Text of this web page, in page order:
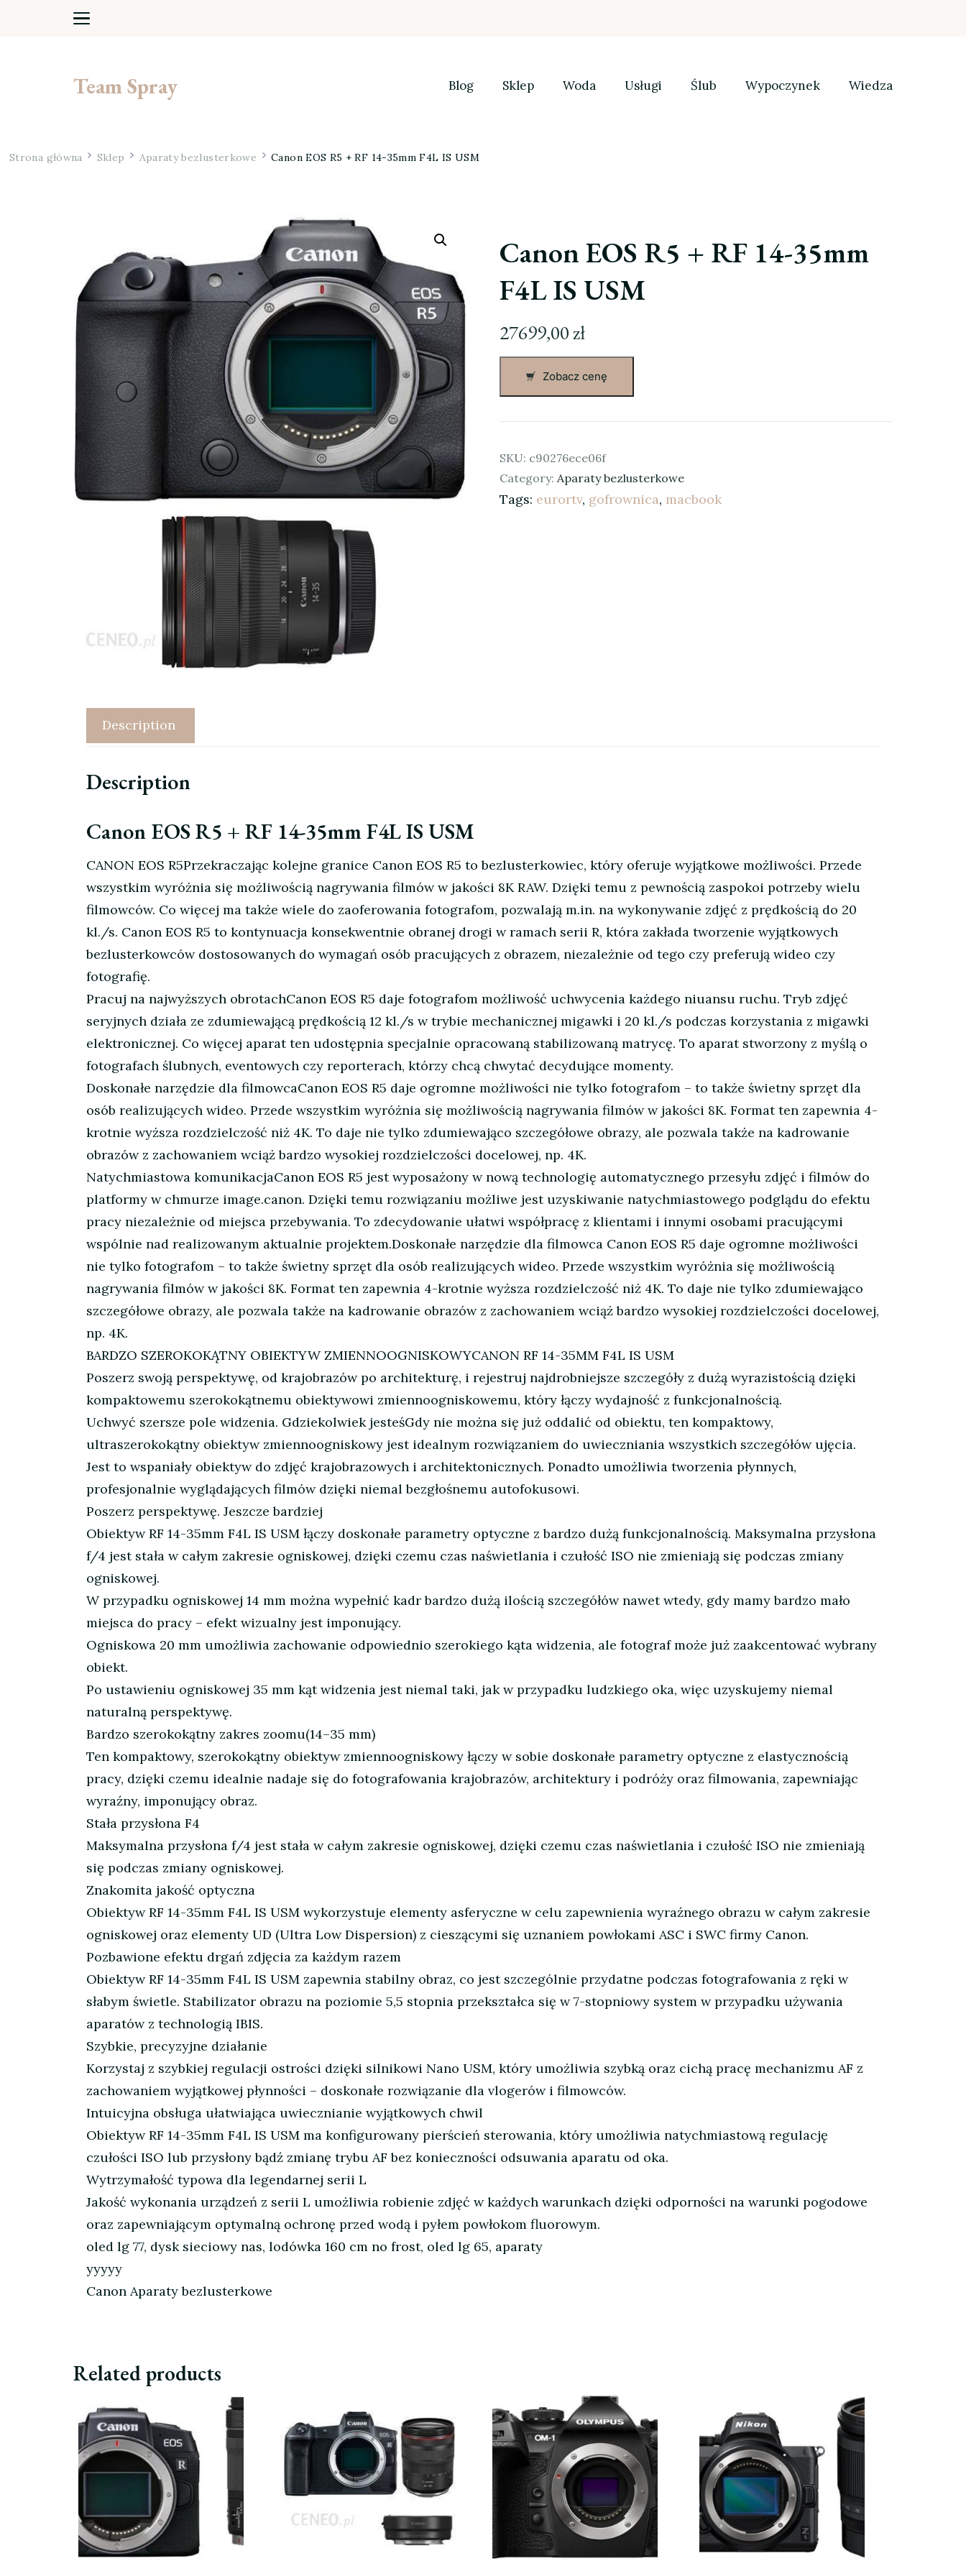
Team Spray Blog Sklep Woda Usługi Ślub Wypoczynek Wiedza
Strona główna Sklep Aparaty bezlusterkowe Canon EOS R5 + RF 14-35mm F4L IS USM
Canon EOS R5 + RF 14-35mm
F4L IS USM
27699,00zł
Zobacz cenę
SKU: c90276ece06f
Category: Aparaty bezlusterkowe
Tags: eurortv, gofrownica, macbook
Description
Description
Canon EOS R5 + RF 14-35mm F4L IS USM
CANON EOS R5Przekraczając kolejne granice Canon EOS R5 to bezlusterkowiec, który oferuje wyjątkowe możliwości. Przede
wszystkim wyróżnia się możliwością nagrywania filmów w jakości 8K RAW. Dzięki temu z pewnością zaspokoi potrzeby wielu
filmowców. Co więcej ma także wiele do zaoferowania fotografom, pozwalają m.in. na wykonywanie zdjęć z prędkością do 20
kl./s. Canon EOS R5 to kontynuacja konsekwentnie obranej drogi w ramach serii R, która zakłada tworzenie wyjątkowych
bezlusterkowców dostosowanych do wymagań osób pracujących z obrazem, niezależnie od tego czy preferują wideo czy
fotografię.
Pracuj na najwyższych obrotachCanon EOS R5 daje fotografom możliwość uchwycenia każdego niuansu ruchu. Tryb zdjęć
seryjnych działa ze zdumiewającą prędkością 12 kl./s w trybie mechanicznej migawki i 20 kl./s podczas korzystania z migawki
elektronicznej. Co więcej aparat ten udostępnia specjalnie opracowaną stabilizowaną matrycę. To aparat stworzony z myślą o
fotografach ślubnych, eventowych czy reporterach, którzy chcą chwytać decydujące momenty.
Doskonałe narzędzie dla filmowcaCanon EOS R5 daje ogromne możliwości nie tylko fotografom – to także świetny sprzęt dla
osób realizujących wideo. Przede wszystkim wyróżnia się możliwością nagrywania filmów w jakości 8K. Format ten zapewnia 4-
krotnie wyższa rozdzielczość niż 4K. To daje nie tylko zdumiewająco szczegółowe obrazy, ale pozwala także na kadrowanie
obrazów z zachowaniem wciąż bardzo wysokiej rozdzielczości docelowej, np. 4K.
Natychmiastowa komunikacjaCanon EOS R5 jest wyposażony w nową technologię automatycznego przesyłu zdjęć i filmów do
platformy w chmurze image.canon. Dzięki temu rozwiązaniu możliwe jest uzyskiwanie natychmiastowego podglądu do efektu
pracy niezależnie od miejsca przebywania. To zdecydowanie ułatwi współpracę z klientami i innymi osobami pracującymi
wspólnie nad realizowanym aktualnie projektem.Doskonałe narzędzie dla filmowca Canon EOS R5 daje ogromne możliwości
nie tylko fotografom – to także świetny sprzęt dla osób realizujących wideo. Przede wszystkim wyróżnia się możliwością
nagrywania filmów w jakości 8K. Format ten zapewnia 4-krotnie wyższa rozdzielczość niż 4K. To daje nie tylko zdumiewająco
szczegółowe obrazy, ale pozwala także na kadrowanie obrazów z zachowaniem wciąż bardzo wysokiej rozdzielczości docelowej,
np. 4K.
BARDZO SZEROKOKĄTNY OBIEKTYW ZMIENNOOGNISKOWYCANON RF 14-35MM F4L IS USM
Poszerz swoją perspektywę, od krajobrazów po architekturę, i rejestruj najdrobniejsze szczegóły z dużą wyrazistością dzięki
kompaktowemu szerokokątnemu obiektywowi zmiennoogniskowemu, który łączy wydajność z funkcjonalnością.
Uchwyć szersze pole widzenia. Gdziekolwiek jesteśGdy nie można się już oddalić od obiektu, ten kompaktowy,
ultraszerokokątny obiektyw zmiennoogniskowy jest idealnym rozwiązaniem do uwieczniania wszystkich szczegółów ujęcia.
Jest to wspaniały obiektyw do zdjęć krajobrazowych i architektonicznych. Ponadto umożliwia tworzenia płynnych,
profesjonalnie wyglądających filmów dzięki niemal bezgłośnemu autofokusowi.
Poszerz perspektywę. Jeszcze bardziej
Obiektyw RF 14-35mm F4L IS USM łączy doskonałe parametry optyczne z bardzo dużą funkcjonalnością. Maksymalna przysłona
f/4 jest stała w całym zakresie ogniskowej, dzięki czemu czas naświetlania i czułość ISO nie zmieniają się podczas zmiany
ogniskowej.
W przypadku ogniskowej 14 mm można wypełnić kadr bardzo dużą ilością szczegółów nawet wtedy, gdy mamy bardzo mało
miejsca do pracy – efekt wizualny jest imponujący.
Ogniskowa 20 mm umożliwia zachowanie odpowiednio szerokiego kąta widzenia, ale fotograf może już zaakcentować wybrany
obiekt.
Po ustawieniu ogniskowej 35 mm kąt widzenia jest niemal taki, jak w przypadku ludzkiego oka, więc uzyskujemy niemal
naturalną perspektywę.
Bardzo szerokokątny zakres zoomu(14–35 mm)
Ten kompaktowy, szerokokątny obiektyw zmiennoogniskowy łączy w sobie doskonałe parametry optyczne z elastycznością
pracy, dzięki czemu idealnie nadaje się do fotografowania krajobrazów, architektury i podróży oraz filmowania, zapewniając
wyraźny, imponujący obraz.
Stała przysłona F4
Maksymalna przysłona f/4 jest stała w całym zakresie ogniskowej, dzięki czemu czas naświetlania i czułość ISO nie zmieniają
się podczas zmiany ogniskowej.
Znakomita jakość optyczna
Obiektyw RF 14-35mm F4L IS USM wykorzystuje elementy asferyczne w celu zapewnienia wyraźnego obrazu w całym zakresie
ogniskowej oraz elementy UD (Ultra Low Dispersion) z cieszącymi się uznaniem powłokami ASC i SWC firmy Canon.
Pozbawione efektu drgań zdjęcia za każdym razem
Obiektyw RF 14-35mm F4L IS USM zapewnia stabilny obraz, co jest szczególnie przydatne podczas fotografowania z ręki w
słabym świetle. Stabilizator obrazu na poziomie 5,5 stopnia przekształca się w 7-stopniowy system w przypadku używania
aparatów z technologią IBIS.
Szybkie, precyzyjne działanie
Korzystaj z szybkiej regulacji ostrości dzięki silnikowi Nano USM, który umożliwia szybką oraz cichą pracę mechanizmu AF z
zachowaniem wyjątkowej płynności – doskonałe rozwiązanie dla vlogerów i filmowców.
Intuicyjna obsługa ułatwiająca uwiecznianie wyjątkowych chwil
Obiektyw RF 14-35mm F4L IS USM ma konfigurowany pierścień sterowania, który umożliwia natychmiastową regulację
czułości ISO lub przysłony bądź zmianę trybu AF bez konieczności odsuwania aparatu od oka.
Wytrzymałość typowa dla legendarnej serii L
Jakość wykonania urządzeń z serii L umożliwia robienie zdjęć w każdych warunkach dzięki odporności na warunki pogodowe
oraz zapewniającym optymalną ochronę przed wodą i pyłem powłokom fluorowym.
oled lg 77, dysk sieciowy nas, lodówka 160 cm no frost, oled lg 65, aparaty
yyyyy
Canon Aparaty bezlusterkowe
Related products